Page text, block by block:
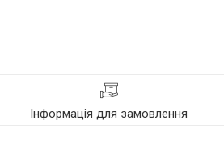
Інформація для замовлення